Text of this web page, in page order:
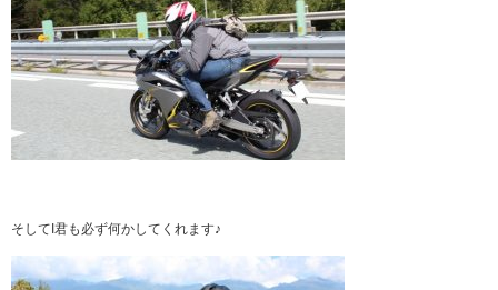
そしてI君も必ず何かしてくれます♪